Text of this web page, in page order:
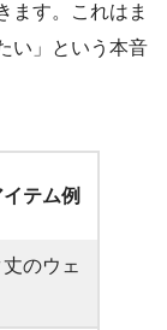
ます。これはま
い」という本音
テム例
のウェ